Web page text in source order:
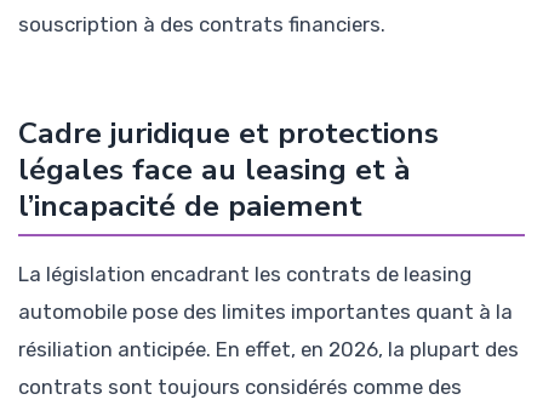
souscription à des contrats financiers.
Cadre juridique et protections
légales face au leasing et à
l’incapacité de paiement
La législation encadrant les contrats de leasing
automobile pose des limites importantes quant à la
résiliation anticipée. En effet, en 2026, la plupart des
contrats sont toujours considérés comme des